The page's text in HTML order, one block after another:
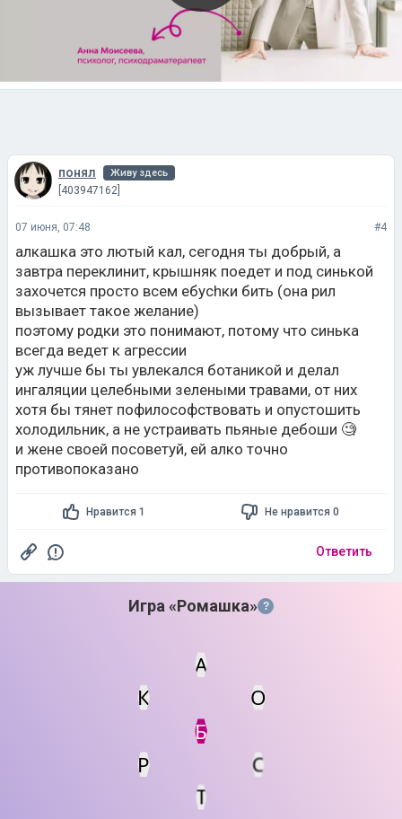
понял Живу здесь
[403947162]
07 июня, 07:48 #4
алкашка это лютый кал, сегодня ты добрый, а
завтра переклинит, крышняк поедет и под синькой
захочется просто всем eбychки бить (она рил
вызывает такое желание)
поэтому родки это понимают, потому что синька
всегда ведет к агрессии
уж лучше бы ты увлекался ботаникой и делал
ингаляции целебными зелеными травами, от них
хотя бы тянет пофилософствовать и опустошить
холодильник, а не устраивать пьяные дебоши 🧐
и жене своей посоветуй, ей алко точно
противопоказано
Нравится 1 Не нравится 0
Ответить
Игра «Ромашка» ?
Мин. кол-во очков
Б
А
К О
Р
С
Т